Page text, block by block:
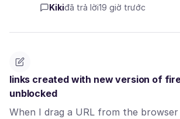
Kikiđã trả lời19 giờ trước
links created with new version of
unblocked
When I drag a URL from the